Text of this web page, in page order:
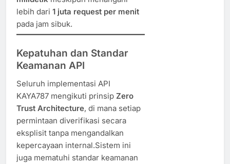
lebih dari 1 juta request per menit
pada jam sibuk.
Kepatuhan dan Standar
Keamanan API
Seluruh implementasi API
KAYA787 mengikuti prinsip Zero
Trust Architecture, di mana setiap
permintaan diverifikasi secara
eksplisit tanpa mengandalkan
kepercayaan internal.Sistem ini
juga mematuhi standar keamanan